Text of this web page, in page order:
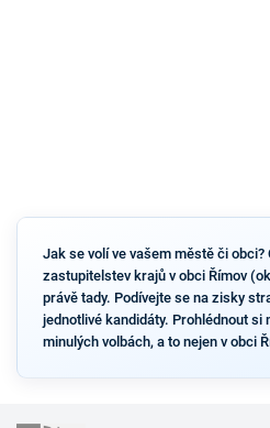
Jak se volí ve vašem městě či obci?
zastupitelstev krajů v obci Římov
právě tady. Podívejte se na zisky
jednotlivé kandidáty. Prohlédnout si
minulých volbách, a to nejen v obci